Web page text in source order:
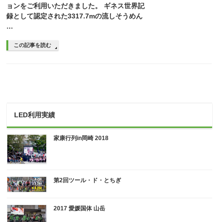
ョンをご利用いただきました。 ギネス世界記
録として認定された3317.7mの流しそうめん
…
この記事を読む
LED利用実績
家康行列in岡崎 2018
第2回ツール・ド・とちぎ
2017 愛媛国体 山岳